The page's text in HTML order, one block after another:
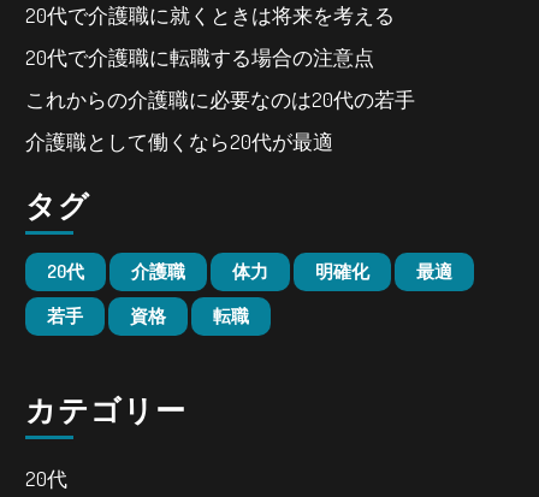
20代で介護職に就くときは将来を考える
20代で介護職に転職する場合の注意点
これからの介護職に必要なのは20代の若手
介護職として働くなら20代が最適
タグ
20代 介護職 体力 明確化
最適
若手
資格 転職
カテゴリー
20代